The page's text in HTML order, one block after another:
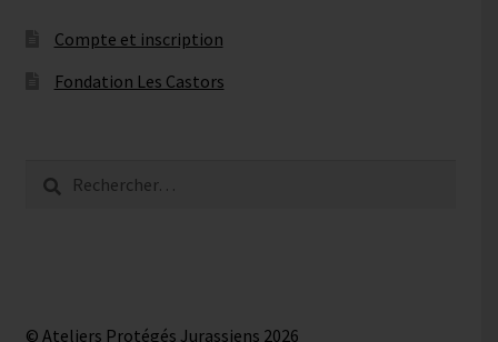
Compte et inscription
Fondation Les Castors
© Ateliers Protégés Jurassiens 2026